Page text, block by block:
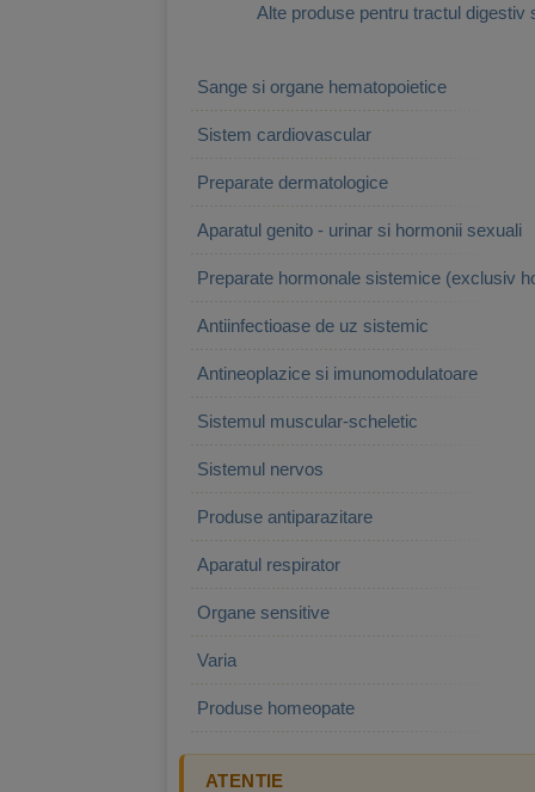
Alte produse pentru tractul digestiv
Sange si organe hematopoietice
Sistem cardiovascular
Preparate dermatologice
Aparatul genito - urinar si hormonii sexuali
Preparate hormonale sistemice (exclusiv
Antiinfectioase de uz sistemic
Antineoplazice si imunomodulatoare
Sistemul muscular-scheletic
Sistemul nervos
Produse antiparazitare
Aparatul respirator
Organe sensitive
Varia
Produse homeopate
ATENTIE